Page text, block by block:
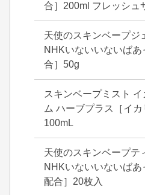
合］200ml フレッシュ
天使のスキンベープジ
NHKいないいないば
合］50g
スキンベープミスト
ム ハーブプラス［イカ
100mL
天使のスキンベープテ
NHKいないいないば
配合］20枚入